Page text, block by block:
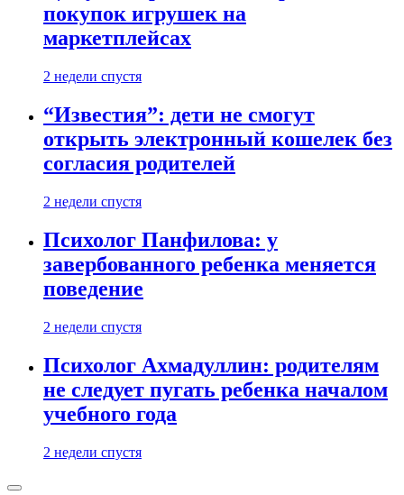
покупок игрушек на
маркетплейсах
2 недели спустя
“Известия”: дети не смогут
открыть электронный кошелек без
согласия родителей
2 недели спустя
Психолог Панфилова: у
завербованного ребенка меняется
поведение
2 недели спустя
Психолог Ахмадуллин: родителям
не следует пугать ребенка началом
учебного года
2 недели спустя